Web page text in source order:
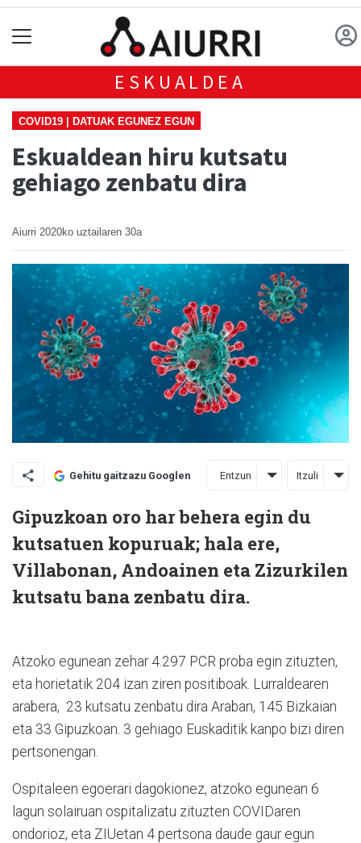
ESKUALDEA
COVID19 | DATUAK EGUNEZ EGUN
Eskualdean hiru kutsatu
gehiago zenbatu dira
Aiurri 2020ko uztailaren 30a
Gehitu gaitzazu Googlen Entzun Itzuli
Gipuzkoan oro har behera egin du
kutsatuen kopuruak; hala ere,
Villabonan, Andoainen eta Zizurkilen
kutsatu bana zenbatu dira.
Atzoko egunean zehar 4.297 PCR proba egin zituzten,
eta horietatik 204 izan ziren positiboak. Lurraldearen
arabera, 23 kutsatu zenbatu dira Araban, 145 Bizkaian
eta 33 Gipuzkoan. 3 gehiago Euskaditik kanpo bizi diren
pertsonengan.
Ospitaleen egoerari dagokionez, atzoko egunean 6
lagun solairuan ospitalizatu zituzten COVIDaren
ondorioz, eta ZIUetan 4 pertsona daude gaur egun